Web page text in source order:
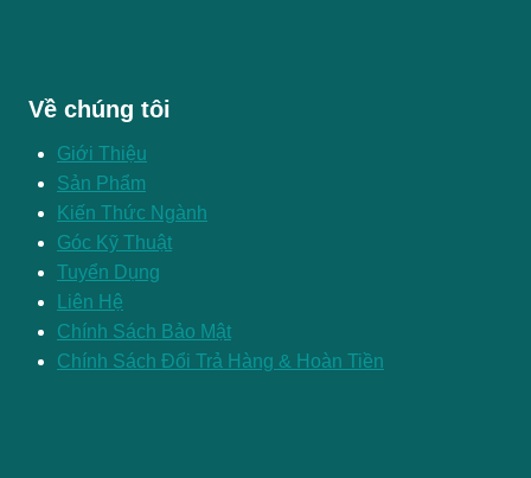
Về chúng tôi
Giới Thiệu
Sản Phẩm
Kiến Thức Ngành
Góc Kỹ Thuật
Tuyển Dụng
Liên Hệ
Chính Sách Bảo Mật
Chính Sách Đổi Trả Hàng & Hoàn Tiền